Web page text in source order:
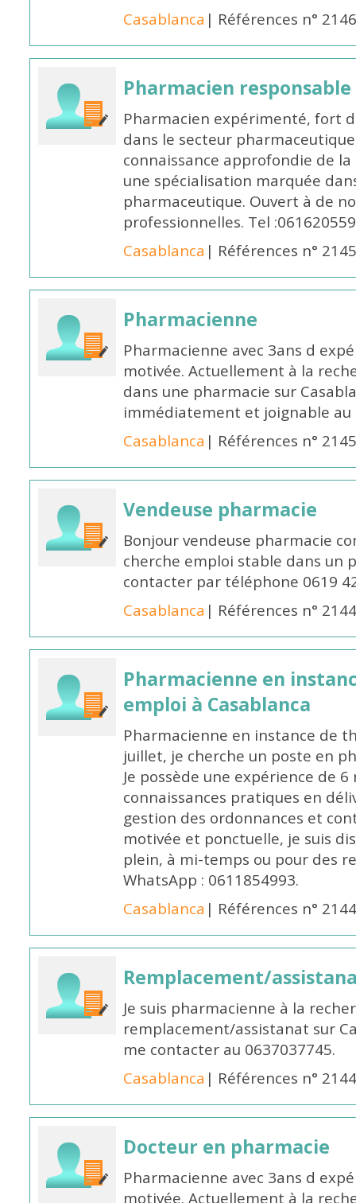
Casablanca | Références n°
Pharmacien responsable
Pharmacien expérimenté, fort
dans le secteur
connaissance approfondie de
une spécialisation marquée
pharmaceutique. Ouvert à de
professionnelles. Tel
Casablanca | Références n°
Pharmacienne
Pharmacienne avec 3ans d
motivée. Actuellement à la
dans une pharmacie sur
immédiatement et joignable au
Casablanca | Références n°
Vendeuse pharmacie
Bonjour vendeuse pharmacie
cherche emploi stable dans un
contacter par téléphone 0619
Casablanca | Références n°
Pharmacienne en
emploi à Casablanca
Pharmacienne en instance de
juillet, je cherche un poste en
Je possède une expérience de
connaissances pratiques en
gestion des ordonnances et
motivée et ponctuelle, je suis
plein, à mi-temps ou pour des
WhatsApp : 0611854993.
Casablanca | Références n°
Remplacement/
Je suis pharmacienne à la
remplacement/assistanat sur
me contacter au 0637037745.
Casablanca | Références n°
Docteur en pharmacie
Pharmacienne avec 3ans d
motivée. Actuellement à la